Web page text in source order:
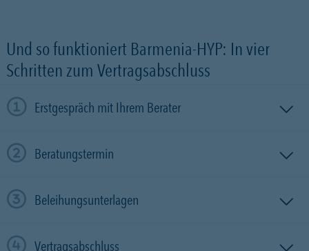
Und so funktioniert Barmenia-HYP: In vier
Schritten zum Vertragsabschluss
Erstgespräch mit Ihrem Berater
Beratungstermin
Beleihungsunterlagen
Vertragsabschluss